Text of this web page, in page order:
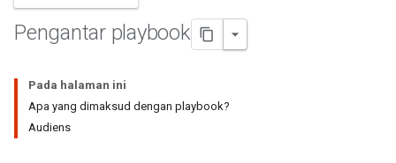
Pengantar playbook
Pada halaman ini
Apa yang dimaksud dengan playbook?
Audiens